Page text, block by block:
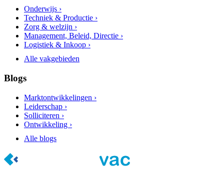
Onderwijs ›
Techniek & Productie ›
Zorg & welzijn ›
Management, Beleid, Directie ›
Logistiek & Inkoop ›
Alle vakgebieden
Blogs
Marktontwikkelingen ›
Leiderschap ›
Solliciteren ›
Ontwikkeling ›
Alle blogs